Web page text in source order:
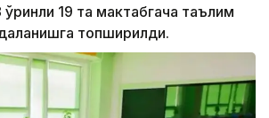
19 та мактабгача таълим
топширилди.